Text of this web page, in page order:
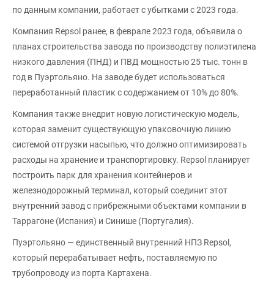
по данным компании, работает с убытками с 2023 года.
Компания Repsol ранее, в феврале 2023 года, объявила о
планах строительства завода по производству полиэтилена
низкого давления (ПНД) и ПВД мощностью 25 тыс. тонн в
год в Пуэртольяно. На заводе будет использоваться
переработанный пластик с содержанием от 10% до 80%.
Компания также внедрит новую логистическую модель,
которая заменит существующую упаковочную линию
системой отгрузки насыпью, что должно оптимизировать
расходы на хранение и транспортировку. Repsol планирует
построить парк для хранения контейнеров и
железнодорожный терминал, который соединит этот
внутренний завод с прибрежными объектами компании в
Таррагоне (Испания) и Синише (Португалия).
Пуэртольяно — единственный внутренний НПЗ Repsol,
который перерабатывает нефть, поставляемую по
трубопроводу из порта Картахена.